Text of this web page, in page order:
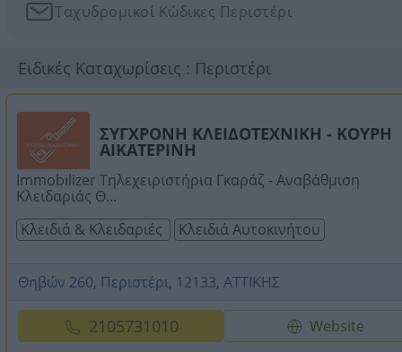
Ταχυδρομικοί Κώδικες Περιστέρι
Ειδικές Καταχωρίσεις : Περιστέρι
ΣΥΓΧΡΟΝΗ ΚΛΕΙΔΟΤΕΧΝΙΚΗ - ΚΟΥΡΗ
ΑΙΚΑΤΕΡΙΝΗ
Immobilizer Τηλεχειριστήρια Γκαράζ - Αναβάθμιση
Κλειδαριάς Θ...
Κλειδιά & Κλειδαριές
Κλειδιά Αυτοκινήτου
Θηβών 260, Περιστέρι, 12133, ΑΤΤΙΚΗΣ
2105731010 Website